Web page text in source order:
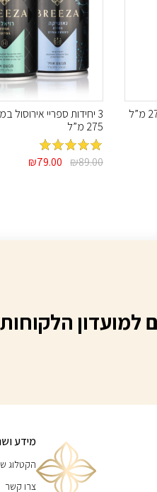
3 יחידות ספריי אירוסול
275 מ”ל
מדורג5
מתוך
₪89.00
המחיר ₪79.00
למועדון
מידע
הקטלוג
צרו קשר